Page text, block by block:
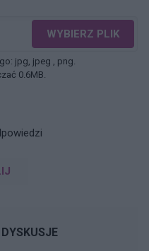
WYBIERZ PLIK
jpg, jpeg , png.
0.6MB.